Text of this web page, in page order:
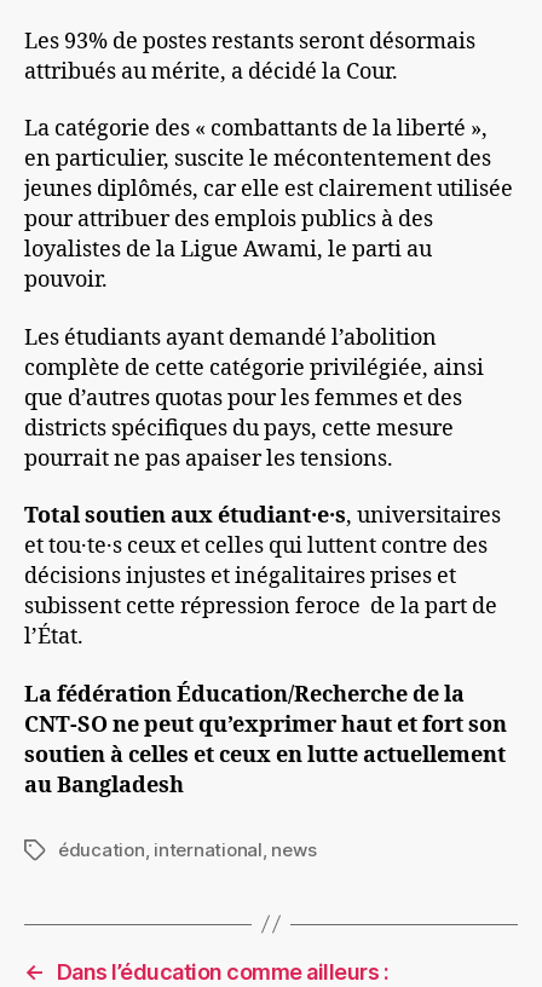
Les 93% de postes restants seront désormais
attribués au mérite, a décidé la Cour.
La catégorie des « combattants de la liberté »,
en particulier, suscite le mécontentement des
jeunes diplômés, car elle est clairement utilisée
pour attribuer des emplois publics à des
loyalistes de la Ligue Awami, le parti au
pouvoir.
Les étudiants ayant demandé l’abolition
complète de cette catégorie privilégiée, ainsi
que d’autres quotas pour les femmes et des
districts spécifiques du pays, cette mesure
pourrait ne pas apaiser les tensions.
Total soutien aux étudiant·e·s, universitaires
et tou·te·s ceux et celles qui luttent contre des
décisions injustes et inégalitaires prises et
subissent cette répression feroce de la part de
l’État.
La fédération Éducation/Recherche de la
CNT-SO ne peut qu’exprimer haut et fort son
soutien à celles et ceux en lutte actuellement
au Bangladesh
Étiquettes
éducation, international, news
←
Dans l’éducation comme ailleurs :